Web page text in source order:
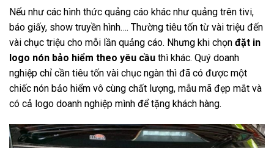
Nếu như các hình thức quảng cáo khác như quảng trên tivi,
báo giấy, show truyền hình…. Thường tiêu tốn từ vài triệu đến
vài chục triệu cho mỗi lần quảng cáo. Nhưng khi chọn đặt in
logo nón bảo hiểm theo yêu cầu thì khác. Quý doanh
nghiệp chỉ cần tiêu tốn vài chục ngàn thì đã có được một
chiếc nón bảo hiểm vô cùng chất lượng, mẫu mã đẹp mắt và
có cả logo doanh nghiệp mình để tặng khách hàng.